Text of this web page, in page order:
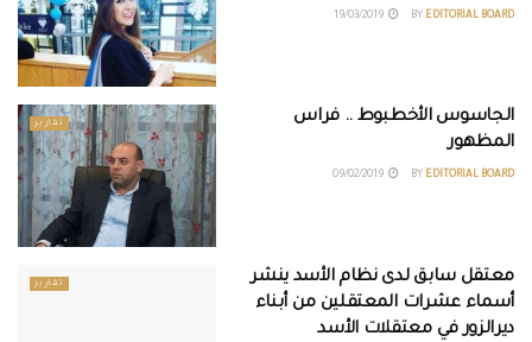
BY EDITORIAL BOARD
تقارير
الجاسوس الأخطبوط .. فراس
المظهور
BY EDITORIAL BOARD
تقارير
معتقل سابق لدى نظام الأسد ينشر
أسماء عشرات المعتقلين من أبناء
ديرالزور في معتقلات الأسد